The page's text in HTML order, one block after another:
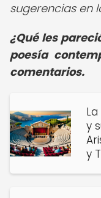
sugerencias en
¿Qué les
poesía
comentarios.
y
y